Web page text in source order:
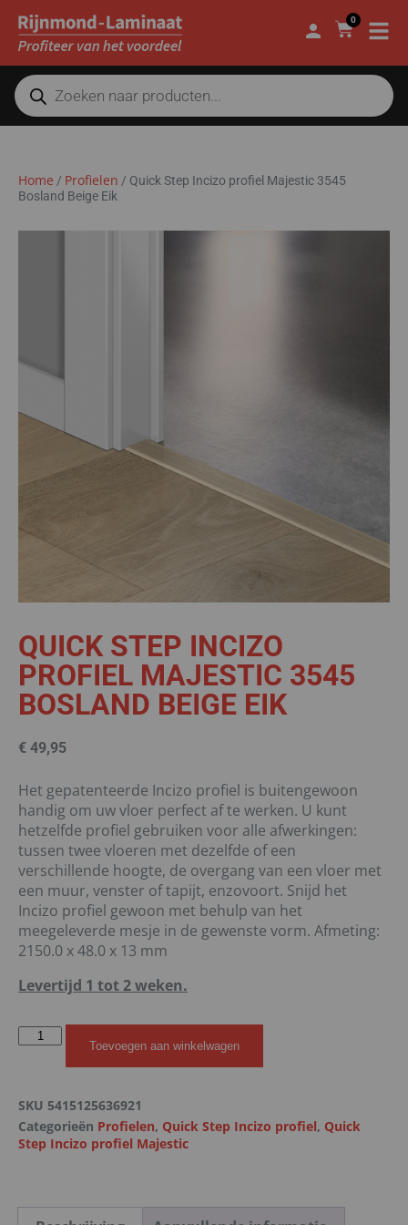
0
Home / Profielen / Quick Step Incizo profiel Majestic 3545
Bosland Beige Eik
QUICK STEP INCIZO
PROFIEL MAJESTIC 3545
BOSLAND BEIGE EIK
€ 49,95
Het gepatenteerde Incizo profiel is buitengewoon
handig om uw vloer perfect af te werken. U kunt
hetzelfde profiel gebruiken voor alle afwerkingen:
tussen twee vloeren met dezelfde of een
verschillende hoogte, de overgang van een vloer met
een muur, venster of tapijt, enzovoort. Snijd het
Incizo profiel gewoon met behulp van het
meegeleverde mesje in de gewenste vorm. Afmeting:
2150.0 x 48.0 x 13 mm
Levertijd 1 tot 2 weken.
Toevoegen aan winkelwagen
SKU 5415125636921
Categorieën Profielen, Quick Step Incizo profiel, Quick
Step Incizo profiel Majestic